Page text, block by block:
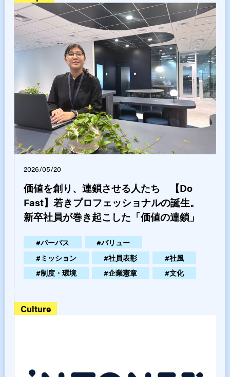
2026/05/20
価値を創り、連鎖させる人たち 【Do
Fast】若きプロフェッショナルの誕生。
新卒社員が巻き起こした「価値の連鎖」
#パーパス #バリュー
#ミッション #社員表彰 #社風
#制度・環境 #企業憲章 #文化
culture